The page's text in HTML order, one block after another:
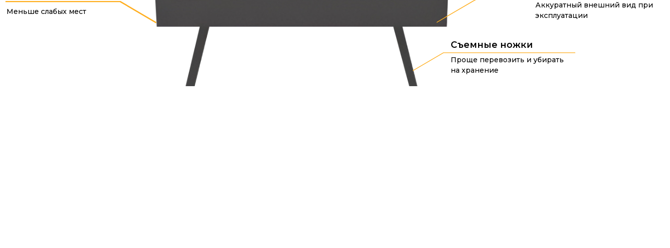
Меньше слабых мест
Проще перевозить и убирать
на хранение
Съемные ножки
Аккуратный внешний вид при
эксплуатации